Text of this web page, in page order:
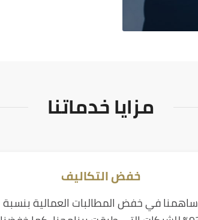
مزايا خدماتنا
خفض التكاليف
ساهمنا في خفض المطالبات العمالية بنسبة